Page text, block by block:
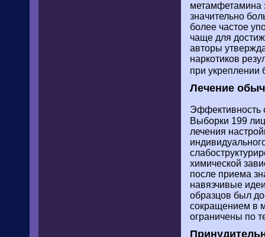
метамфетамина
значительно
более частое
чаще для
авторы
наркотиков
при укреплении
Лечение
Эффективность
Выборки 199
лечения
химической
после приема
навязчивые
образцов был
сокращением в
ограничены по